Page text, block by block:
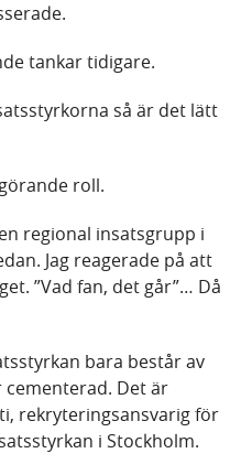
tankar tidigare.
så är det lätt
roll.
regional insatsgrupp i
Jag reagerade på att
”Vad fan, det går”… Då
bara består av
cementerad. Det är
rekryteringsansvarig för
i Stockholm.